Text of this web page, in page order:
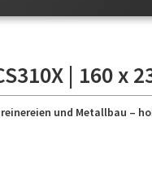
| 160 x
und Metallbau –